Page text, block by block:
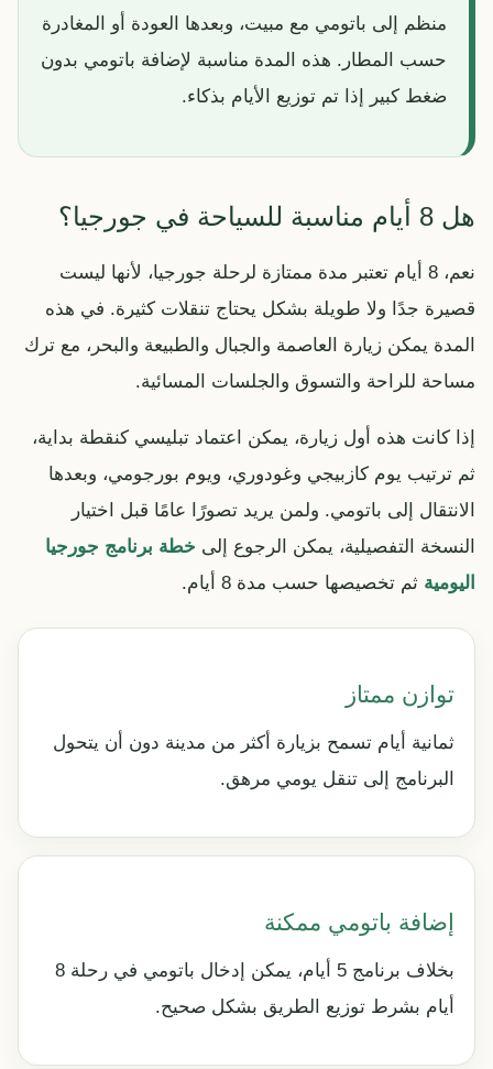
منظم إلى باتومي مع مبيت، وبعدها العودة أو المغادرة
حسب المطار. هذه المدة مناسبة لإضافة باتومي بدون
ضغط كبير إذا تم توزيع الأيام بذكاء.
هل 8 أيام مناسبة للسياحة في جورجيا؟
نعم، 8 أيام تعتبر مدة ممتازة لرحلة جورجيا، لأنها ليست
قصيرة جدًا ولا طويلة بشكل يحتاج تنقلات كثيرة. في هذه
المدة يمكن زيارة العاصمة والجبال والطبيعة والبحر، مع ترك
مساحة للراحة والتسوق والجلسات المسائية.
إذا كانت هذه أول زيارة، يمكن اعتماد تبليسي كنقطة بداية،
ثم ترتيب يوم كازبيجي وغودوري، ويوم بورجومي، وبعدها
الانتقال إلى باتومي. ولمن يريد تصورًا عامًا قبل اختيار
النسخة التفصيلية، يمكن الرجوع إلى خطة برنامج جورجيا
اليومية ثم تخصيصها حسب مدة 8 أيام.
توازن ممتاز
ثمانية أيام تسمح بزيارة أكثر من مدينة دون أن يتحول
البرنامج إلى تنقل يومي مرهق.
إضافة باتومي ممكنة
بخلاف برنامج 5 أيام، يمكن إدخال باتومي في رحلة 8
أيام بشرط توزيع الطريق بشكل صحيح.